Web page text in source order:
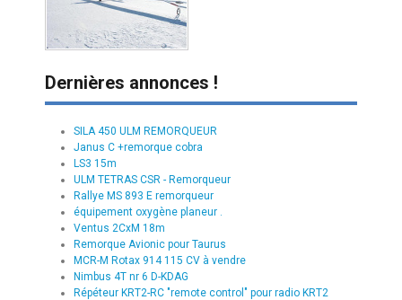
Dernières annonces !
SILA 450 ULM REMORQUEUR
Janus C +remorque cobra
LS3 15m
ULM TETRAS CSR - Remorqueur
Rallye MS 893 E remorqueur
équipement oxygène planeur .
Ventus 2CxM 18m
Remorque Avionic pour Taurus
MCR-M Rotax 914 115 CV à vendre
Nimbus 4T nr 6 D-KDAG
Répéteur KRT2-RC "remote control" pour radio KRT2